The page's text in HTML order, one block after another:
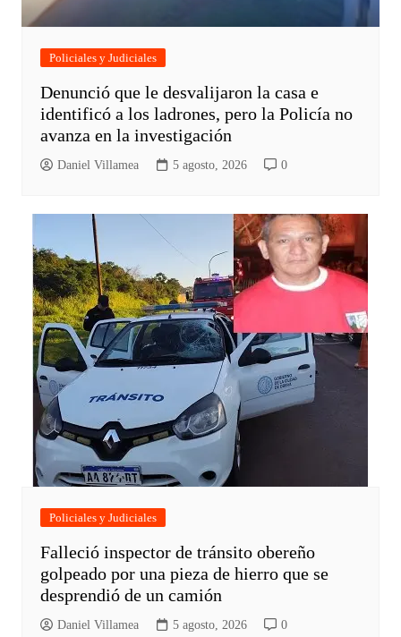
Policiales y Judiciales
Denunció que le desvalijaron la casa e
identificó a los ladrones, pero la Policía no
avanza en la investigación
Daniel Villamea 5 agosto, 2026 0
Policiales y Judiciales
Falleció inspector de tránsito obereño
golpeado por una pieza de hierro que se
desprendió de un camión
Daniel Villamea 5 agosto, 2026 0